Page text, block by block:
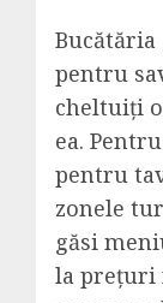
Bucătăria
pentru
cheltuiți
ea.
pentru
zonele
găsi
la prețuri